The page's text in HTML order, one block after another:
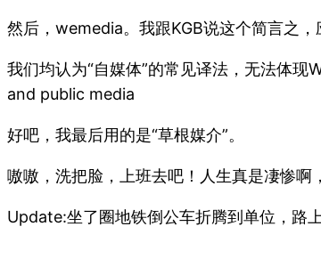
然后，wemedia。我跟KGB说这个简言之，
我们均认为“自媒体”的常见译法，无法体
and public media
好吧，我最后用的是“草根媒介”。
嗷嗷，洗把脸，上班去吧！人生真是凄惨
Update:坐了圈地铁倒公车折腾到单位，路